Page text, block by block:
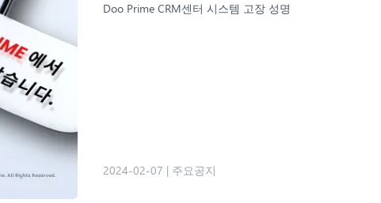
2024-02-07 | 주요공지
Doo Prime CRM센터 시스템 고장 성명